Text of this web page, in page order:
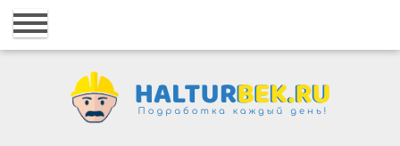
Главная
Регистрация